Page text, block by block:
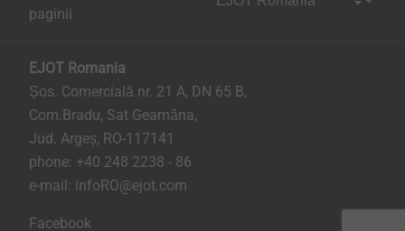
paginii
EJOT Romania
Șos. Comercială nr. 21 A, DN 65 B,
Com.Bradu, Sat Geamăna,
Jud. Argeș, RO-117141
phone: +40 248 2238 - 86
e-mail: infoRO@ejot.com
Facebook